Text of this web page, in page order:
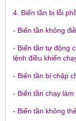
4. Biến tần bị lỗi
- Biến tần không
- Biến tần tự động
lệnh điều khiển
- Biến tần bị chập
- Biến tần chạy
- Biến tần không